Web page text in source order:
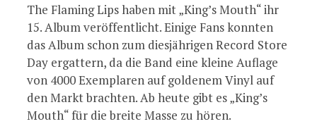
The Flaming Lips haben mit „King’s Mouth“ ihr
15. Album veröffentlicht. Einige Fans konnten
das Album schon zum diesjährigen Record Store
Day ergattern, da die Band eine kleine Auflage
von 4000 Exemplaren auf goldenem Vinyl auf
den Markt brachten. Ab heute gibt es „King’s
Mouth“ für die breite Masse zu hören.